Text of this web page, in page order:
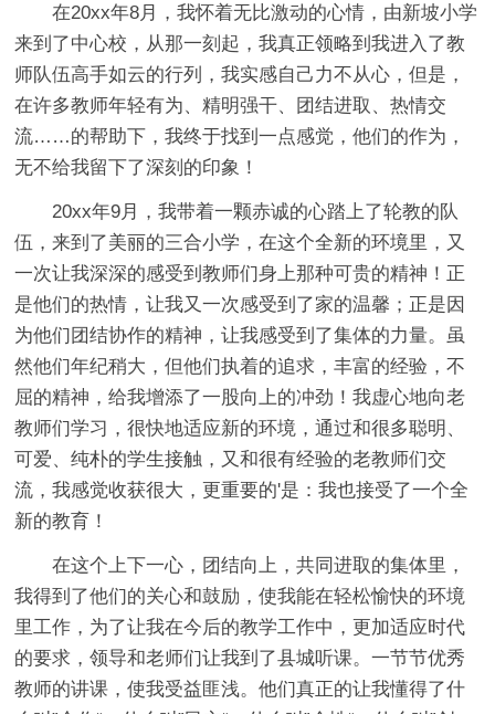
在20xx年8月，我怀着无比激动的心情，由新坡小学
来到了中心校，从那一刻起，我真正领略到我进入了教
师队伍高手如云的行列，我实感自己力不从心，但是，
在许多教师年轻有为、精明强干、团结进取、热情交
流……的帮助下，我终于找到一点感觉，他们的作为，
无不给我留下了深刻的印象！
20xx年9月，我带着一颗赤诚的心踏上了轮教的队
伍，来到了美丽的三合小学，在这个全新的环境里，又
一次让我深深的感受到教师们身上那种可贵的精神！正
是他们的热情，让我又一次感受到了家的温馨；正是因
为他们团结协作的精神，让我感受到了集体的力量。虽
然他们年纪稍大，但他们执着的追求，丰富的经验，不
屈的精神，给我增添了一股向上的冲劲！我虚心地向老
教师们学习，很快地适应新的环境，通过和很多聪明、
可爱、纯朴的学生接触，又和很有经验的老教师们交
流，我感觉收获很大，更重要的'是：我也接受了一个全
新的教育！
在这个上下一心，团结向上，共同进取的集体里，
我得到了他们的关心和鼓励，使我能在轻松愉快的环境
里工作，为了让我在今后的教学工作中，更加适应时代
的要求，领导和老师们让我到了县城听课。一节节优秀
教师的讲课，使我受益匪浅。他们真正的让我懂得了什